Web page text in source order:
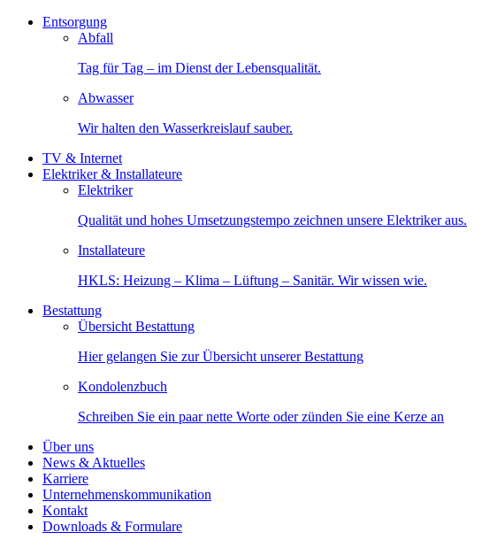
Entsorgung
Abfall
Tag für Tag – im Dienst der Lebensqualität.
Abwasser
Wir halten den Wasserkreislauf sauber.
TV & Internet
Elektriker & Installateure
Elektriker
Qualität und hohes Umsetzungstempo zeichnen unsere Elektriker aus.
Installateure
HKLS: Heizung – Klima – Lüftung – Sanitär. Wir wissen wie.
Bestattung
Übersicht Bestattung
Hier gelangen Sie zur Übersicht unserer Bestattung
Kondolenzbuch
Schreiben Sie ein paar nette Worte oder zünden Sie eine Kerze an
Über uns
News & Aktuelles
Karriere
Unternehmenskommunikation
Kontakt
Downloads & Formulare